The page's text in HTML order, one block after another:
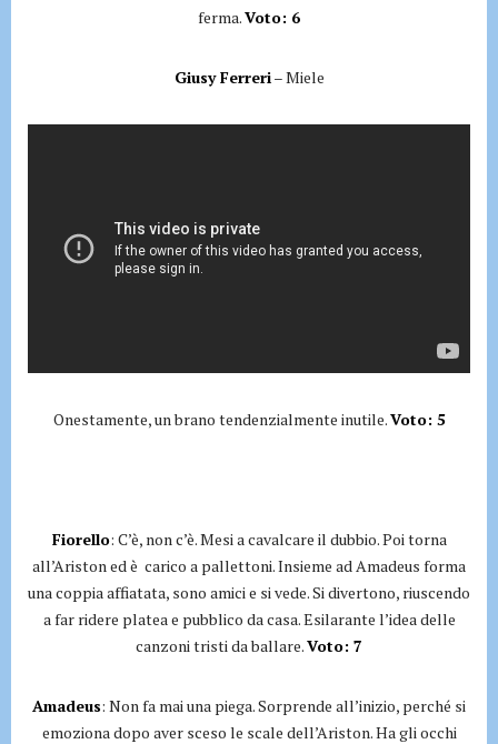
ferma.Voto: 6
Giusy Ferreri– Miele
Onestamente, un brano tendenzialmente inutile.Voto: 5
Fiorello: C’è, non c’è. Mesi a cavalcare il dubbio. Poi torna
all’Ariston ed è carico a pallettoni. Insieme ad Amadeus forma
una coppia affiatata, sono amici e si vede. Si divertono, riuscendo
a far ridere platea e pubblico da casa. Esilarante l’idea delle
canzoni tristi da ballare.Voto: 7
Amadeus: Non fa mai una piega. Sorprende all’inizio, perché si
emoziona dopo aver sceso le scale dell’Ariston. Ha gli occhi